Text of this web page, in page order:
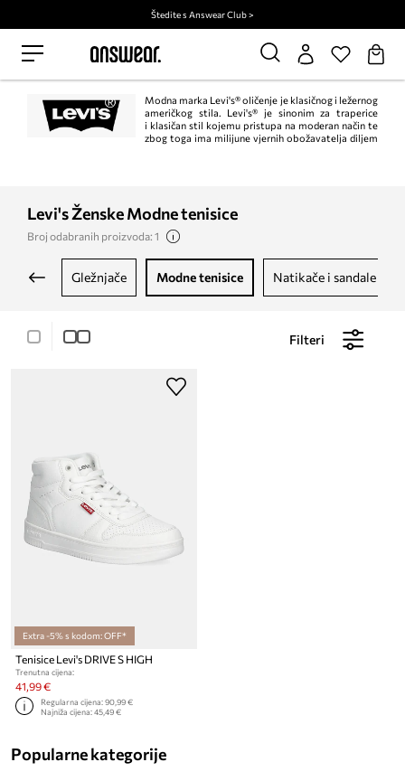
Štedite s Answear Club >
Modna marka Levi's® oličenje je klasičnog i ležernog
američkog stila. Levi's® je sinonim za traperice
i klasičan stil kojemu pristupa na moderan način te
zbog toga ima milijune vjernih obožavatelja diljem
Levi's Ženske Modne tenisice
Broj odabranih proizvoda: 1
gležnjače modne tenisice natikače i sandale
Filteri
Extra -5% s kodom: OFF*
Tenisice Levi's DRIVE S HIGH
Trenutna cijena:
41,99 €
Regularna cijena:90,99 €
Najniža cijena:45,49 €
Popularne kategorije